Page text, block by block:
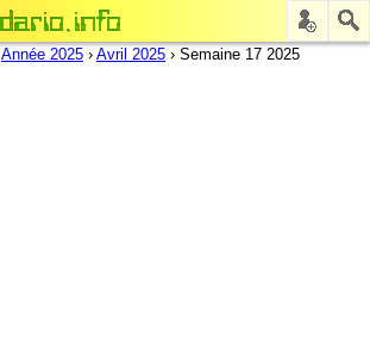
Année 2025 › Avril 2025 › Semaine 17 2025